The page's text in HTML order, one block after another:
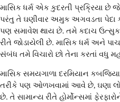
માસિક ધર્મ એક કુદરતી પ્રક્રિયા છે
પરંતુ તે ઘણીવાર અમુક અગવડતા પેદા
પણ સમાવેશ થાય છે. તમે કદાચ
રીતે જોડાયેલી છે. માસિક ધર્મ અને
સંબંધ તમે વિચારો છો તેના કરતાં વધુ
માસિક સમયગાળા દરમિયાન
તરીકે પણ ઓળખવામાં આવે છે, ઘણા
છે. તે સામાન્ય રીતે હોર્મોન્સમાં